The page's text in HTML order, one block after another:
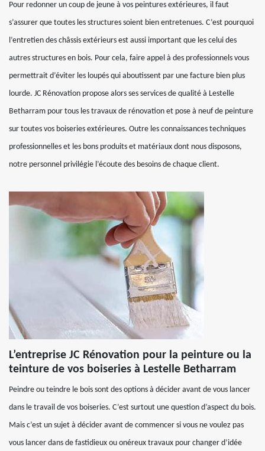
Pour redonner un coup de jeune à vos peintures extérieures, il faut
s’assurer que toutes les structures soient bien entretenues. C’est pourquoi
l’entretien des châssis extérieurs est aussi important que les celui des
autres structures en bois. Pour cela, faire appel à des professionnels vous
permettrait d’éviter les loupés qui aboutissent par une facture bien plus
lourde. JC Rénovation propose alors ses services de qualité à Lestelle
Betharram pour tous les travaux de rénovation et pose à neuf de peinture
sur toutes vos boiseries extérieures. Outre les connaissances techniques
professionnelles et les bons produits et matériaux dont nous disposons,
notre personnel privilégie l’écoute des besoins de chaque client.
L’entreprise JC Rénovation pour la peinture ou la
teinture de vos boiseries à Lestelle Betharram
Peindre ou teindre le bois sont des options à décider avant de vous lancer
dans le travail de vos boiseries. C’est surtout une question d’aspect du bois.
Mais c’est un sujet à décider avant de commencer si vous ne voulez pas
vous lancer dans de fastidieux ou onéreux travaux pour changer d’idée